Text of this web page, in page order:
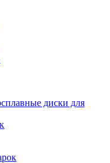
диски для